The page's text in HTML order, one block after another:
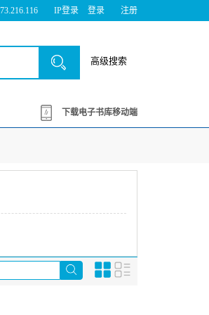
IP登录 登录 注册
高级搜索
下载电子书库移动端